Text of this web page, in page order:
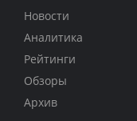
Новости
Аналитика
Рейтинги
Обзоры
Архив